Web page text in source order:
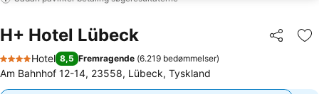
H+ Hotel Lübeck Del
4 Stjerner
Hotel 8,5 Fremragende (6.219 bedømmelser)
Am Bahnhof 12-14, 23558, Lübeck, Tyskland